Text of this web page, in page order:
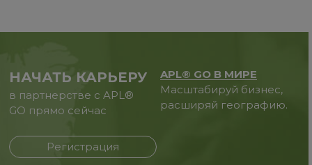
НАЧАТЬ КАРЬЕРУ
в партнерстве с APL®
GO прямо сейчас
Регистрация
APL® GO В МИРЕ
Масштабируй бизнес,
расширяй географию.